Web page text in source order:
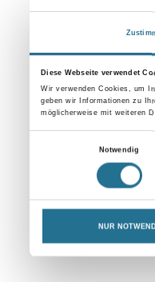
Diese Webseite verwendet
Wir verwenden Cookies, um
geben wir Informationen zu
möglicherweise mit weiteren
Notwendig
NUR